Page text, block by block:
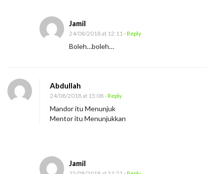
n
t
o
Jamil
24/08/2018 at 12:11- Reply
Boleh…boleh…
Abdullah
24/08/2018 at 15:08- Reply
Mandor itu Menunjuk
Mentor itu Menunjukkan
Jamil